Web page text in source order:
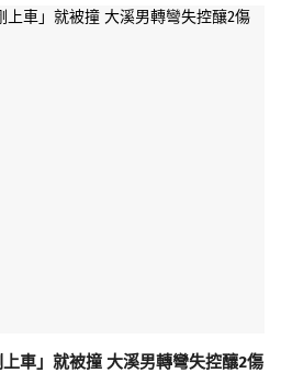
上車」就被撞 大溪男轉彎失控釀2傷